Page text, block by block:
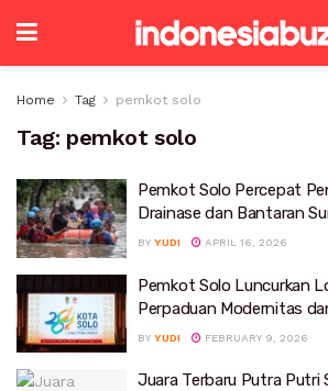
Home Tag pemkot solo
Tag: pemkot solo
Pemkot Solo Percepat
Drainase dan Bantaran
BY YUDI APRIL 16, 2026
Pemkot Solo Luncurkan
Perpaduan Modernitas
BY YUDI FEBRUARY 9, 2026
Juara Terbaru Putra Putri